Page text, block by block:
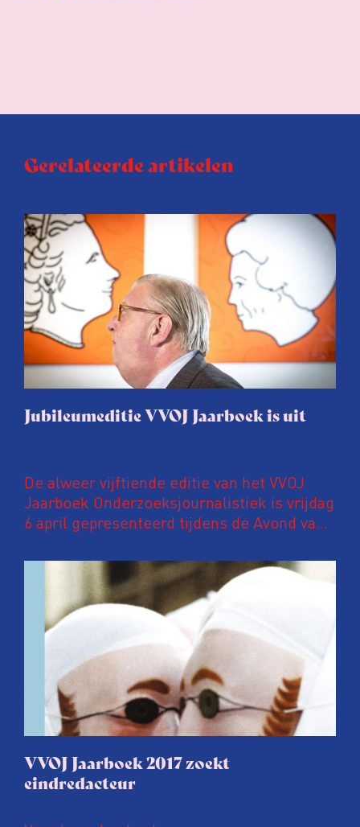
Gerelateerde artikelen
Jubileumeditie VVOJ Jaarboek is uit
De alweer vijftiende editie van het VVOJ
Jaarboek Onderzoeksjournalistiek is vrijdag
6 april gepresenteerd tijdens de Avond van
Zwijger in Amsterdam. In deze
jubileumuitgave een speciaal katern met
kleurenfoto’s waarop ANP-fotografen een
jaar onderzoeksjournalistiek in beeld
brengen.
VVOJ Jaarboek 2017 zoekt
eindredacteur